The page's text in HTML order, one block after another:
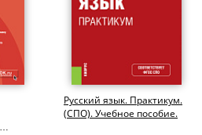
Русский язык. Практикум.
(СПО). Учебное пособие.